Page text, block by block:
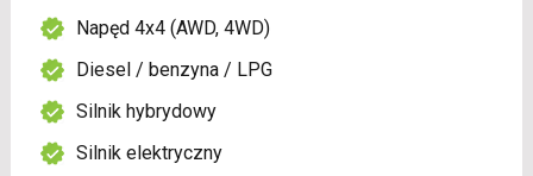
Napęd 4x4 (AWD, 4WD)
Diesel / benzyna / LPG
Silnik hybrydowy
Silnik elektryczny